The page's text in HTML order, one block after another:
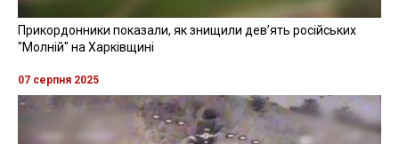
За його словами, Шаповалова звільнили, оскільки він
відновився у підрозділі, якого вже немає.